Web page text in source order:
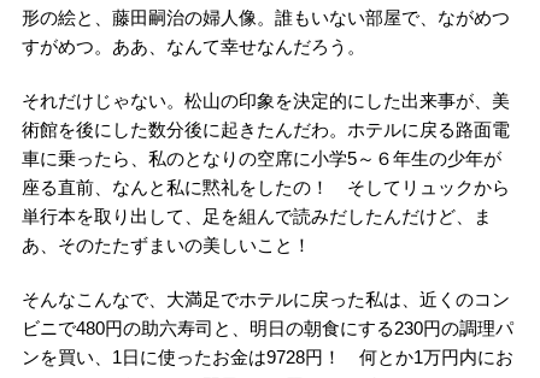
形の絵と、藤田嗣治の婦人像。誰もいない部屋で、ながめつ
すがめつ。ああ、なんて幸せなんだろう。
それだけじゃない。松山の印象を決定的にした出来事が、美
術館を後にした数分後に起きたんだわ。ホテルに戻る路面電
車に乗ったら、私のとなりの空席に小学5～６年生の少年が
座る直前、なんと私に黙礼をしたの！ そしてリュックから
単行本を取り出して、足を組んで読みだしたんだけど、ま
あ、そのたたずまいの美しいこと！
そんなこんなで、大満足でホテルに戻った私は、近くのコン
ビニで480円の助六寿司と、明日の朝食にする230円の調理パ
ンを買い、1日に使ったお金は9728円！ 何とか1万円内にお